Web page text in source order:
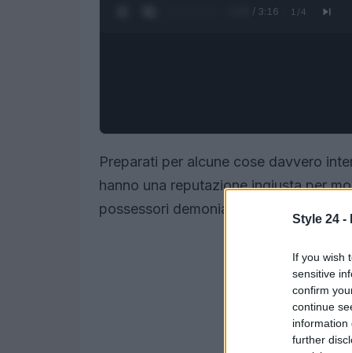
Style 24 -
If you wish
sensitive
confirm
continue
information
further
0:27 / 3:16 1 /4
Preparati per alcune cose davvero
hanno una reputazione ingiusta per
possessori demoniaci e ai serial killer.